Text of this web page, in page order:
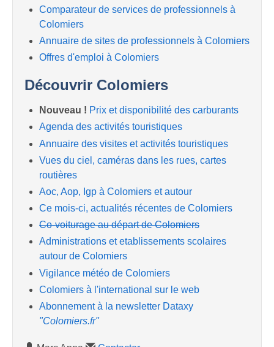
Comparateur de services de professionnels à
Colomiers
Annuaire de sites de professionnels à Colomiers
Offres d'emploi à Colomiers
Découvrir Colomiers
Nouveau ! Prix et disponibilité des carburants
Agenda des activités touristiques
Annuaire des visites et activités touristiques
Vues du ciel, caméras dans les rues, cartes
routières
Aoc, Aop, Igp à Colomiers et autour
Ce mois-ci, actualités récentes de Colomiers
Co-voiturage au départ de Colomiers
Administrations et etablissements scolaires
autour de Colomiers
Vigilance météo de Colomiers
Colomiers à l'international sur le web
Abonnement à la newsletter Dataxy
"Colomiers.fr"